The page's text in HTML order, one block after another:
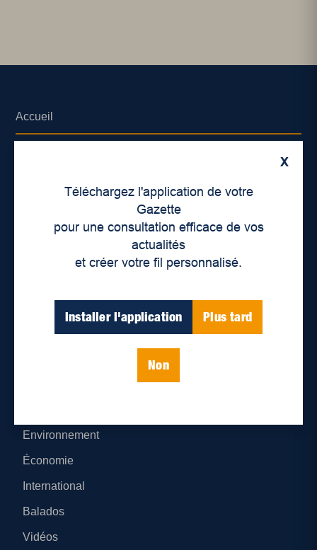
X
Téléchargez l'application de votre
Gazette
pour une consultation efficace de vos
actualités
et créer votre fil personnalisé.
Installer l'application Plus tard
Non
Accueil
Déontologie et confidentialité
Parutions numériques
Environnement
Économie
International
Balados
Vidéos